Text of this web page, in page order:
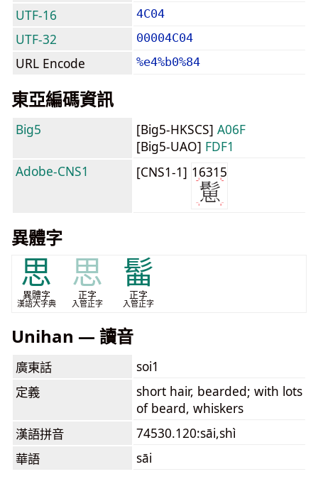
UTF-16 4C04
UTF-32 00004C04
URL Encode %e4%b0%84
東亞編碼資訊
Big5 [Big5-HKSCS] A06F
[Big5-UAO] FDF1
Adobe-CNS1
[CNS1-1] 16315
異體字
思
異體字
漢語大字典
思
正字
入管正字
髷
正字
入管正字
Unihan — 讀音
廣東話
soi1
定義
short hair, bearded; with lots
of beard, whiskers
漢語拼音
74530.120:sāi,shì
華語
sāi